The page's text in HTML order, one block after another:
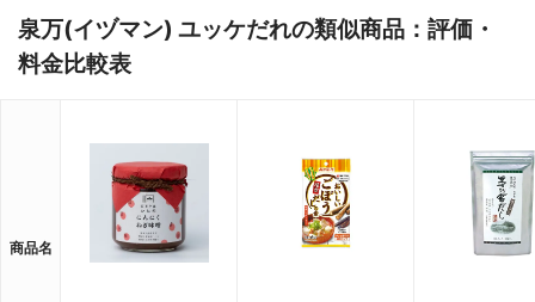
泉万(イヅマン) ユッケだれの類似商品：評価・
料金比較表
商品名